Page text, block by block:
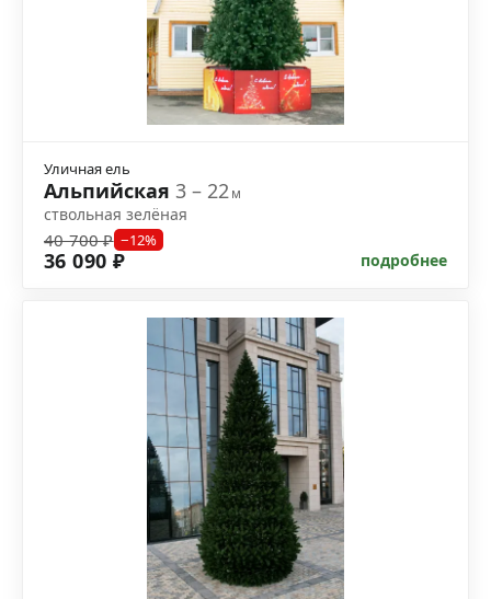
Уличная ель
Альпийская 3 – 22м
ствольная зелёная
40 700 ₽ −12%
36 090 ₽ подробнее